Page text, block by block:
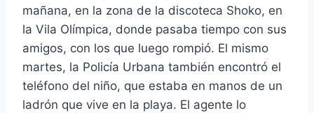
mañana, en la zona de la discoteca Shoko, en
la Vila Olímpica, donde pasaba tiempo con sus
amigos, con los que luego rompió. El mismo
martes, la Policía Urbana también encontró el
teléfono del niño, que estaba en manos de un
ladrón que vive en la playa. El agente lo